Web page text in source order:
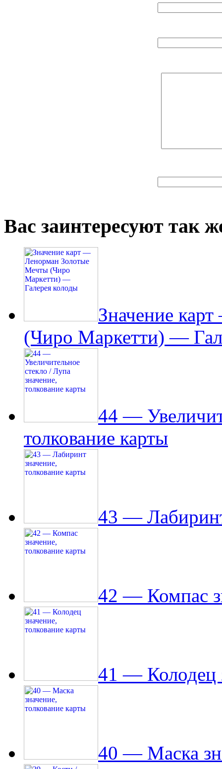
Вас заинтересуют так
Значение
(Чиро Маркетти) —
44 —
толкование карты
43 —
42 — Компас
41 — Колодец
40 — Маска